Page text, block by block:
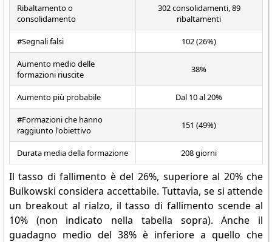
Ribaltamento o
consolidamento
302 consolidamenti, 89
ribaltamenti
#Segnali falsi 102 (26%)
Aumento medio delle
formazioni riuscite
38%
Aumento più probabile Dal 10 al 20%
#Formazioni che hanno
raggiunto l'obiettivo
151 (49%)
Durata media della formazione 208 giorni
Il tasso di fallimento è del 26%, superiore al 20% che
Bulkowski considera accettabile. Tuttavia, se si attende
un breakout al rialzo, il tasso di fallimento scende al
10% (non indicato nella tabella sopra). Anche il
guadagno medio del 38% è inferiore a quello che